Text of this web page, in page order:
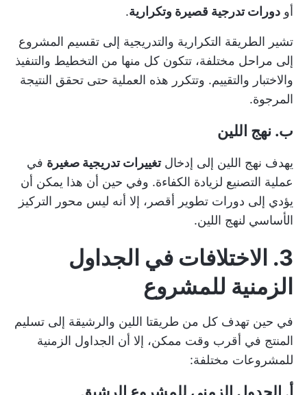
أو دورات تدرجية قصيرة وتكرارية.
تشير الطريقة التكرارية والتدريجية إلى تقسيم المشروع
إلى مراحل مختلفة، تتكون كل منها من التخطيط والتنفيذ
والاختبار والتقييم. وتتكرر هذه العملية حتى تحقق النتيجة
المرجوة.
ب. نهج اللين
يهدف نهج اللين إلى إدخالتغييرات تدريجية صغيرة في
عملية التصنيع لزيادة الكفاءة. وفي حين أن هذا يمكن أن
يؤدي إلى دورات تطوير أقصر، إلا أنه ليس محور التركيز
الأساسي لنهج اللين.
3. الاختلافات في الجداول
الزمنية للمشروع
في حين تهدف كل من طريقتا اللين والرشيقة إلى تسليم
المنتج في أقرب وقت ممكن، إلا أن الجداول الزمنية
للمشروعات مختلفة: